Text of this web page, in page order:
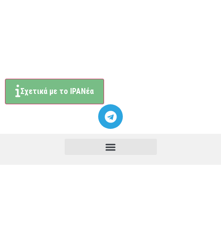
Σχετικά με το ΙΡΑΝέα